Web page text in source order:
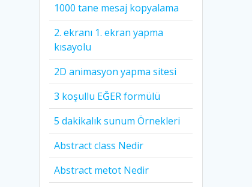
1000 tane mesaj kopyalama
2. ekranı 1. ekran yapma
kısayolu
2D animasyon yapma sitesi
3 koşullu EĞER formülü
5 dakikalık sunum Örnekleri
Abstract class Nedir
Abstract metot Nedir